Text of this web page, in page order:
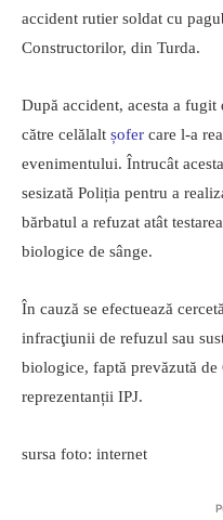
accident rutier soldat cu
Constructorilor, din Turda.
După accident, acesta a
către celălalt șofer care l-a
evenimentului. Întrucât
sesizată Poliția pentru a
bărbatul a refuzat atât
biologice de sânge.
În cauză se efectuează
infracţiunii de refuzul sau
biologice, faptă prevăzută
reprezentanții IPJ.
sursa foto: internet